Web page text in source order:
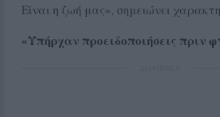
Είναι η ζωή μας», σημειώνει
«Υπήρχαν προειδοποιήσεις πριν